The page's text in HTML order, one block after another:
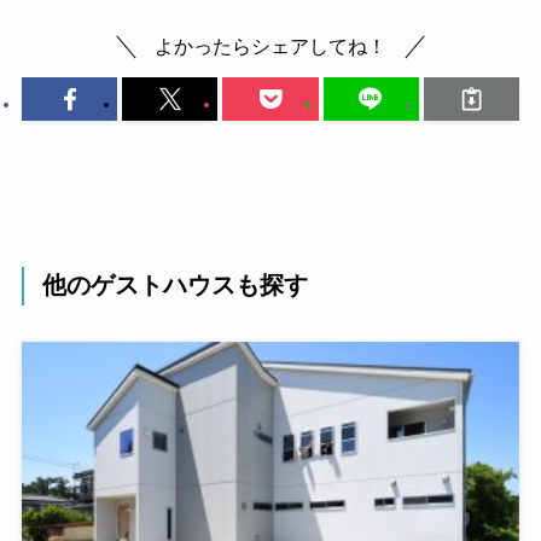
よかったらシェアしてね！
他のゲストハウスも探す